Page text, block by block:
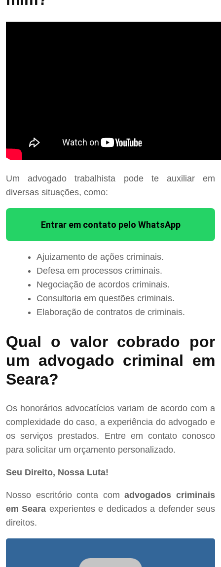
Um advogado trabalhista pode te auxiliar em
diversas situações, como:
Entrar em contato pelo WhatsApp
Ajuizamento de ações criminais.
Defesa em processos criminais.
Negociação de acordos criminais.
Consultoria em questões criminais.
Elaboração de contratos de criminais.
Qual o valor cobrado por
um advogado criminal em
Seara?
Os honorários advocatícios variam de acordo com a
complexidade do caso, a experiência do advogado e
os serviços prestados. Entre em contato conosco
para solicitar um orçamento personalizado.
Seu Direito, Nossa Luta!
Nosso escritório conta comadvogados criminais
em Seara experientes e dedicados a defender seus
direitos.